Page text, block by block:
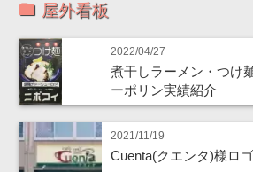
屋外看板
2022/04/27
煮干しラーメン・つ
ーポリン実績紹介
2021/11/19
Cuenta(クエンタ)様ロ